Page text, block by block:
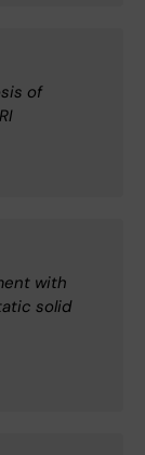
of
with
solid